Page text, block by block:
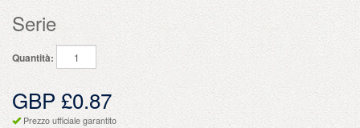
Serie
Quantità:
GBP £0.87
Prezzo ufficiale garantito